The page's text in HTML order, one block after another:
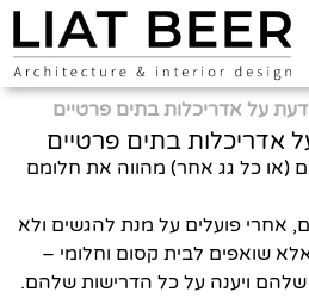
על אדריכלות בתים פרטיים
אדריכלות בתים פרטיים
(או כל גג אחר) מהווה את חלומם
אחרי פועלים על מנת להגשים ולא
שואפים לבית קסום וחלומי –
ויענה על כל הדרישות שלהם.